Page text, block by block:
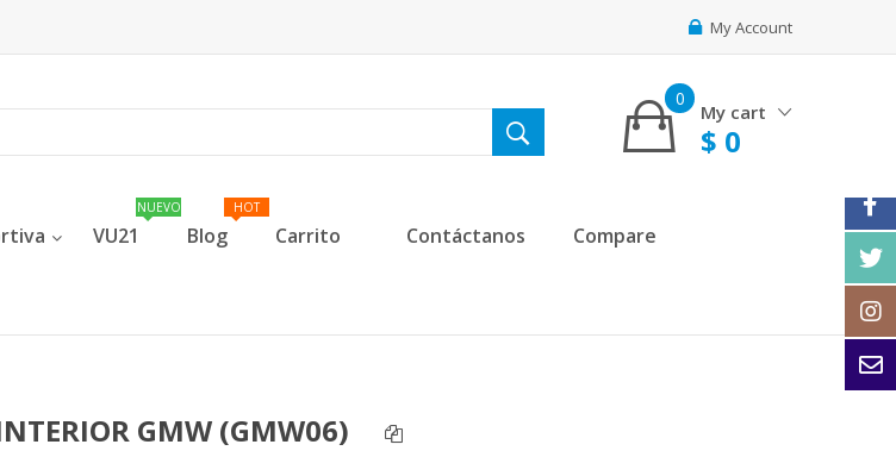
My Account
My cart
0
$ 0
VU21 Blog Carrito Contáctanos Compare
GMW (GMW06)